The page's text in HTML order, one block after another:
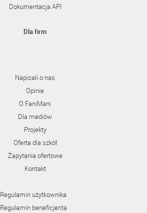
Dokumentacja API
Dla firm
Napisali o nas
Opinie
O FaniMani
Dla mediów
Projekty
Oferta dla szkół
Zapytania ofertowe
Kontakt
Regulamin użytkownika
Regulamin beneficjenta